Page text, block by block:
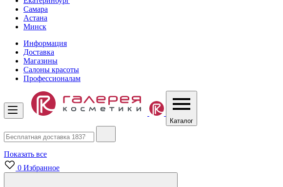
Самара
Астана
Минск
Информация
Доставка
Магазины
Салоны красоты
Профессионалам
Каталог
Показать все
0 Избранное